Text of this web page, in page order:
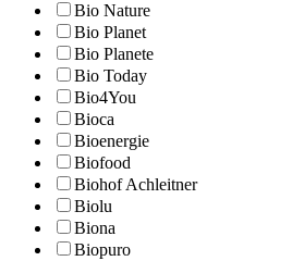
Bio Nature
Bio Planet
Bio Planete
Bio Today
Bio4You
Bioca
Bioenergie
Biofood
Biohof Achleitner
Biolu
Biona
Biopuro